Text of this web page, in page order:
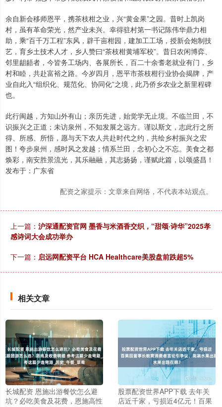
余自新会移师恩平，携茶枝柑之业，兴“黄金果”之园。昔时上凯岗
村，虽有革命荣光，然产业未兴。幸得驻村第一书记陈伟华鼎力相
助，乘“百千万工程”东风，辟千亩柑园，建加工工场，授新会炮制技
艺，育乡土技术人才，乡人赞曰“茶枝柑黄埔军校”。昔日农闲博弈、
邻里龃龉者，今皆务工场内、各展所长，百二十余耆老就业有门，乡
村和睦，共赴富裕之路。今岁四月，恩平市茶枝柑行业协会揭牌，产
业自此入“组织化、规范化、协同化”之境，此乃侨乡农业之新里程碑
也。
此行闽越，方知山外有山；亲历先进，始觉学无止境。不临兰田，不
识振兴之正道；未访泉州，不知发展之远方。谨以斯文，志此行之所
得、所感、所悟，愿与天下农人共赴时代之约，共绘乡村振兴之宏
图！夸步泉州，感时风之发越；情系兰田，念初心之不忘。美食之都
焕彩，南安胜景流光，其乐融融，其志扬扬，谨赋此篇，以颂盛昌！
发布于：广东省
配资之家提示：文章来自网络，不代表本站观点。
上一篇： 沪深通配资官网 墨香与米酒香交织，“甜颂·诗华”2025孝
感诗词大会成功举办
下一篇： 启远网配资平台 HCA Healthcare美股盘前跌超5%
相关文章
长城配资 恩施出游餐饮怎么避
坑？必吃美食及花费，恩施高性
股票配资世界APP下载 去年关
店近千家，亏损近4亿元！百果